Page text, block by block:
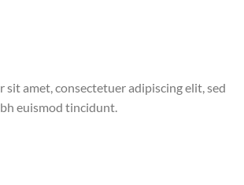
sit amet, consectetuer adipiscing elit, sed
euismod tincidunt.